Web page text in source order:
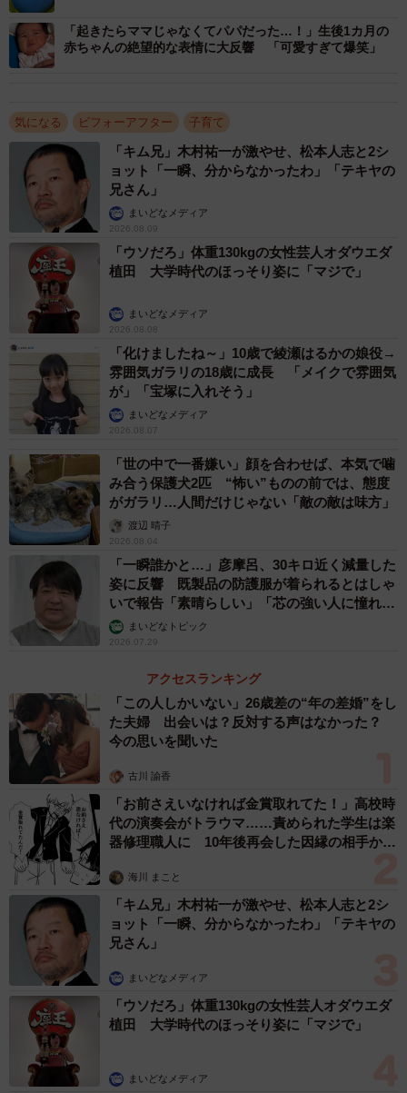
「起きたらママじゃなくてパパだった…！」生後1カ月の
赤ちゃんの絶望的な表情に大反響 「可愛すぎて爆笑」
気になる ビフォーアフター 子育て
「キム兄」木村祐一が激やせ、松本人志と2シ
ョット「一瞬、分からなかったわ」「テキヤの
兄さん」
まいどなメディア
2026.08.09
「ウソだろ」体重130kgの女性芸人オダウエダ
植田 大学時代のほっそり姿に「マジで」
まいどなメディア
2026.08.08
「化けましたね～」10歳で綾瀬はるかの娘役→
雰囲気ガラリの18歳に成長 「メイクで雰囲気
が」「宝塚に入れそう」
まいどなメディア
2026.08.07
「世の中で一番嫌い」顔を合わせば、本気で噛
み合う保護犬2匹 “怖い”ものの前では、態度
がガラリ…人間だけじゃない「敵の敵は味方」
渡辺 晴子
2026.08.04
「一瞬誰かと…」彦摩呂、30キロ近く減量した
姿に反響 既製品の防護服が着られるとはしゃ
いで報告「素晴らしい」「芯の強い人に憧れま
す」まいどなトピック
2026.07.29
アクセスランキング
「この人しかいない」26歳差の“年の差婚”をし
た夫婦 出会いは？反対する声はなかった？
今の思いを聞いた
古川 諭香
「お前さえいなければ金賞取れてた！」高校時
代の演奏会がトラウマ……責められた学生は楽
器修理職人に 10年後再会した因縁の相手から
海川 まこと
「キム兄」木村祐一が激やせ、松本人志と2シ
ョット「一瞬、分からなかったわ」「テキヤの
兄さん」
まいどなメディア
「ウソだろ」体重130kgの女性芸人オダウエダ
植田 大学時代のほっそり姿に「マジで」
まいどなメディア